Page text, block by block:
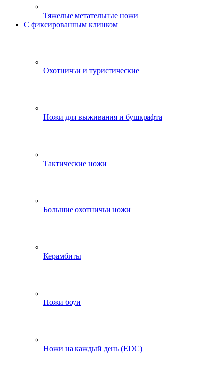
Тяжелые метательные ножи
С фиксированным клинком
Охотничьи и туристические
Ножи для выживания и бушкрафта
Тактические ножи
Большие охотничьи ножи
Керамбиты
Ножи боуи
Ножи на каждый день (EDC)